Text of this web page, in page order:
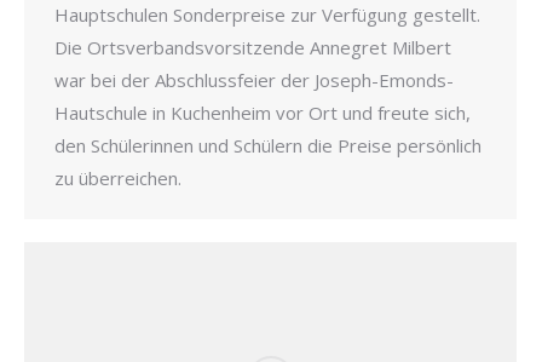
Hauptschulen Sonderpreise zur Verfügung gestellt.
Die Ortsverbandsvorsitzende Annegret Milbert
war bei der Abschlussfeier der Joseph-Emonds-
Hautschule in Kuchenheim vor Ort und freute sich,
den Schülerinnen und Schülern die Preise persönlich
zu überreichen.